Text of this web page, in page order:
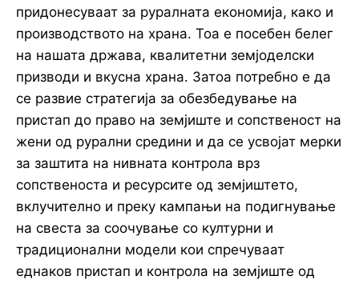
придонесуваат за руралната економија, како и
производството на храна. Тоа е посебен белег
на нашата држава, квалитетни земјоделски
призводи и вкусна храна. Затоа потребно е да
се развие стратегија за обезбедување на
пристап до право на земјиште и сопственост на
жени од рурални средини и да се усвојат мерки
за заштита на нивната контрола врз
сопственоста и ресурсите од земјиштето,
вклучително и преку кампањи на подигнување
на свеста за соочување со културни и
традиционални модели кои спречуваат
еднаков пристап и контрола на земјиште од